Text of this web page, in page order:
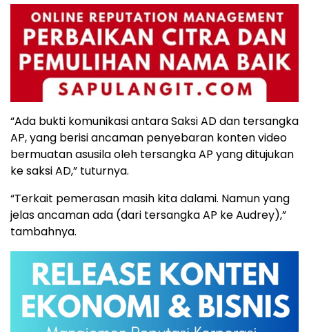
“Ada bukti komunikasi antara Saksi AD dan tersangka
AP, yang berisi ancaman penyebaran konten video
bermuatan asusila oleh tersangka AP yang ditujukan
ke saksi AD,” tuturnya.
“Terkait pemerasan masih kita dalami. Namun yang
jelas ancaman ada (dari tersangka AP ke Audrey),”
tambahnya.